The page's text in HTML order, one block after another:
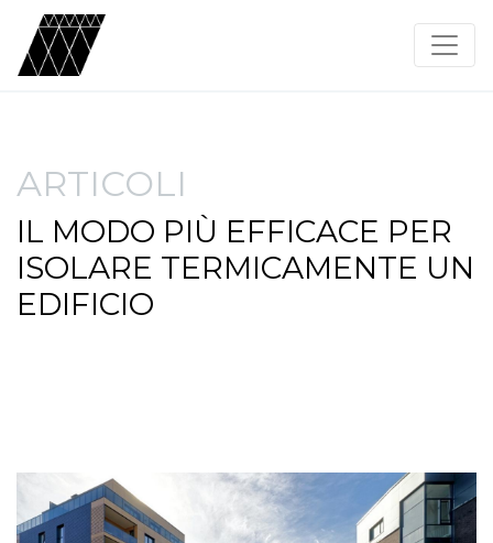
ARTICOLI
IL MODO PIÙ EFFICACE PER
ISOLARE TERMICAMENTE UN
EDIFICIO